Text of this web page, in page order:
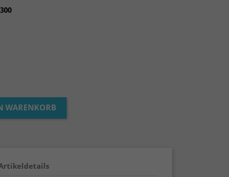
WARENKORB